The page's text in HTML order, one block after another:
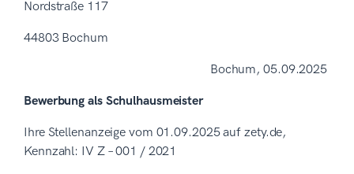
Nordstraße 117
44803 Bochum
Bochum, 05.09.2025
Bewerbung als Schulhausmeister
Ihre Stellenanzeige vom 01.09.2025 auf zety.de,
Kennzahl: IV Z – 001 / 2021